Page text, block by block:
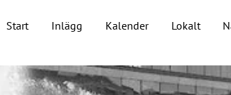
Start Inlägg Kalender Lokalt